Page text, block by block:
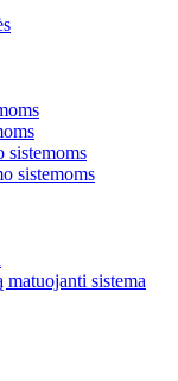
sistemoms
sistemoms
matuojanti sistema